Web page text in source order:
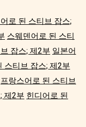
로 된 스티브 잡스;
스웨덴어로 된 스티
잡스; 제2부 일본어
스티브 잡스; 제2부
프랑스어로 된 스티브
제2부 힌디어로 된